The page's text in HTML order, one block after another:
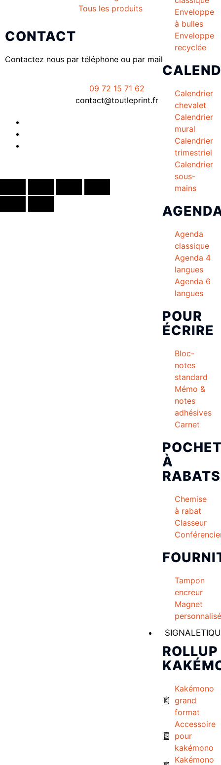
Enveloppe
à bulles
Enveloppe
recyclée
Calendrier
chevalet
Calendrier
mural
Calendrier
trimestriel
Calendrier
sous-
mains
Agenda
classique
Agenda 4
langues
Agenda 6
langues
POUR
ÉCRIRE
Bloc-
notes
standard
Mémo &
notes
adhésives
Carnet
À
RABATS
Chemise
à rabat
Classeur
Tampon
encreur
Magnet
personnalisé
ROLLUP
Kakémono
grand
format
Accessoire
pour
kakémono
Kakémono
Tous les produits
CONTACT
Contactez nous par téléphone ou par mail
09 72 15 71 62
contact@toutleprint.fr